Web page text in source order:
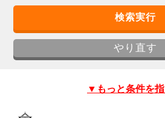
▼もっと条件を